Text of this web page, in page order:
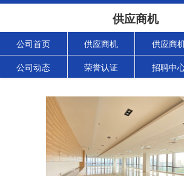
供应商机
公司首页 供应商机 供应商
公司动态 荣誉认证 招聘中